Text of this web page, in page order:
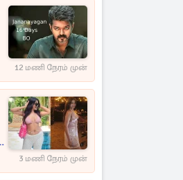
12 மணி நேரம் முன்
3 மணி நேரம் முன்